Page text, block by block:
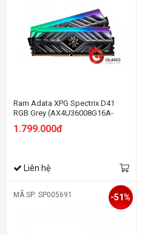
Ram Adata XPG Spectrix D41
RGB Grey (AX4U36008G16A-
3600Mhz
1.799.000đ
Liên hệ
MÃ SP: SP005691 -51%